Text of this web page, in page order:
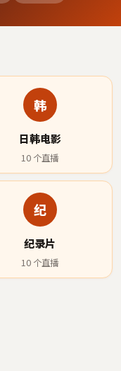
韩
日韩电影
10 个直播
纪
纪录片
10 个直播